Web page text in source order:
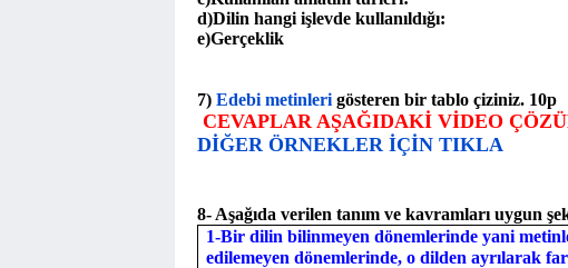
d)Dilin hangi işlevde kullanıldığı:
e)Gerçeklik
7) Edebi metinleri gösteren bir tablo çiziniz. 10p
CEVAPLAR AŞAĞIDAKİ VİDEO
DİĞER ÖRNEKLER İÇİN TIKLA
8- Aşağıda verilen tanım ve kavramları uygun
1-Bir dilin bilinmeyen dönemlerinde yani
edilemeyen dönemlerinde, o dilden ayrılarak